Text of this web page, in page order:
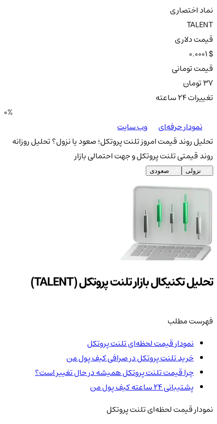
نماد اختصاری
TALENT
قیمت دلاری
0.0001 $
قیمت تومانی
37 تومان
تغییرات ۲۴ ساعته
0%
نمودار حرفه‌ای
وب سایت
تحلیل روند قیمت امروز تلنت پروتکل؛ صعود یا نزول؟تحلیل روزانه
روند قیمتی تلنت پروتکل و جهت احتمالی بازار
نزولی صعودی
تحلیل تکنیکال بازار تلنت پروتکل (TALENT)
فهرست مطلب
نمودار قیمت لحظه‌ای تلنت پروتکل
خرید تلنت پروتکل در صرافی کیف پول من
چرا قیمت تلنت پروتکل همیشه در حال تغییر است؟
پشتیبانی ۲۴ ساعته کیف پول من
نمودار قیمت لحظه‌ای تلنت پروتکل